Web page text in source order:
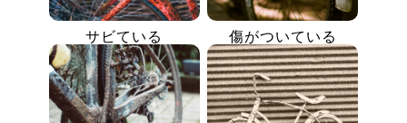
サビている 傷がついている